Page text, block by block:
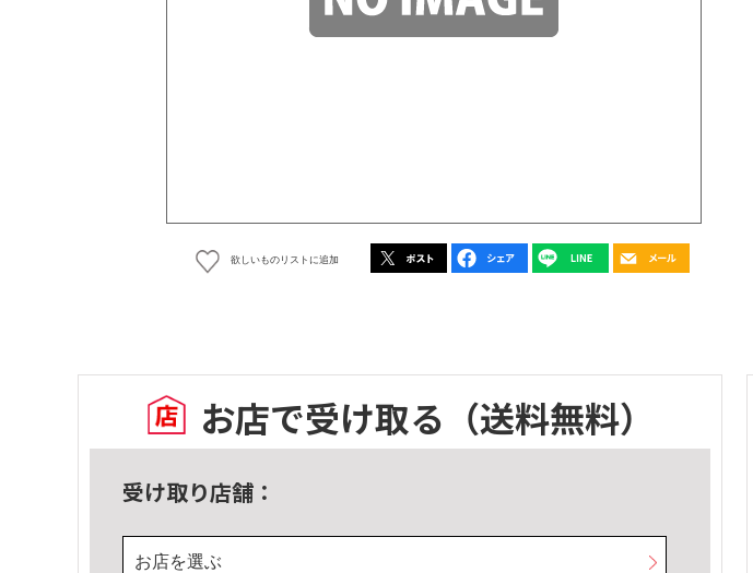
欲しいものリストに追加
お店で受け取る （送料無料）
受け取り店舗：
お店を選ぶ